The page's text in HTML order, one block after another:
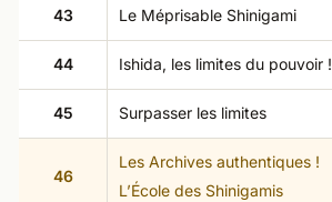
43 Le Méprisable Shinigami
44 Ishida, les limites du pouvoir !
45 Surpasser les limites
46
Les Archives authentiques !
L’École des Shinigamis